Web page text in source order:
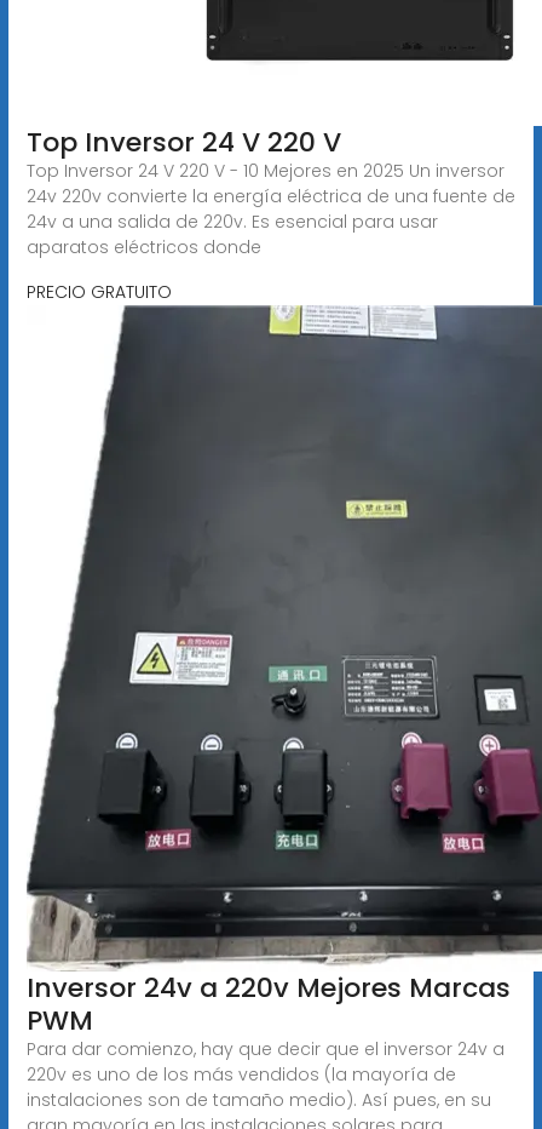
Top Inversor 24 V 220 V
Top Inversor 24 V 220 V - 10 Mejores en 2025 Un inversor
24v 220v convierte la energía eléctrica de una fuente de
24v a una salida de 220v. Es esencial para usar
aparatos eléctricos donde
PRECIO GRATUITO
Inversor 24v a 220v Mejores Marcas
PWM
Para dar comienzo, hay que decir que el inversor 24v a
220v es uno de los más vendidos (la mayoría de
instalaciones son de tamaño medio). Así pues, en su